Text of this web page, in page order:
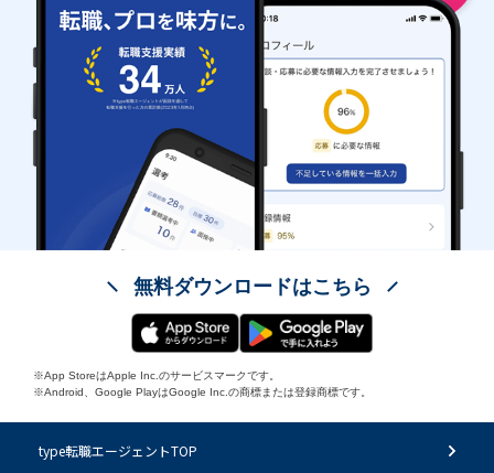
無料ダウンロードはこちら
※App StoreはApple Inc.のサービスマークです。
※Android、Google PlayはGoogle Inc.の商標または登録商標です。
type転職エージェントTOP